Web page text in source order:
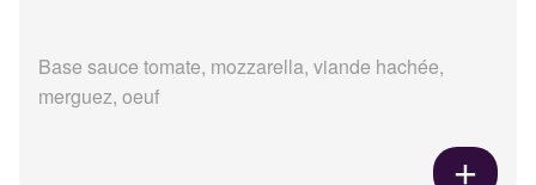
Base sauce tomate, mozzarella, viande hachée,
merguez, oeuf